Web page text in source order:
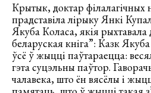
Крытык, доктар філалагічных
прадставіла лірыку Янкі
Якуба Коласа, якія
беларуская кніга”: Казк
ўсё ў жыцці паўтараецца:
гэта суцэльны паўтор.
чалавека, што ён вясёлы і